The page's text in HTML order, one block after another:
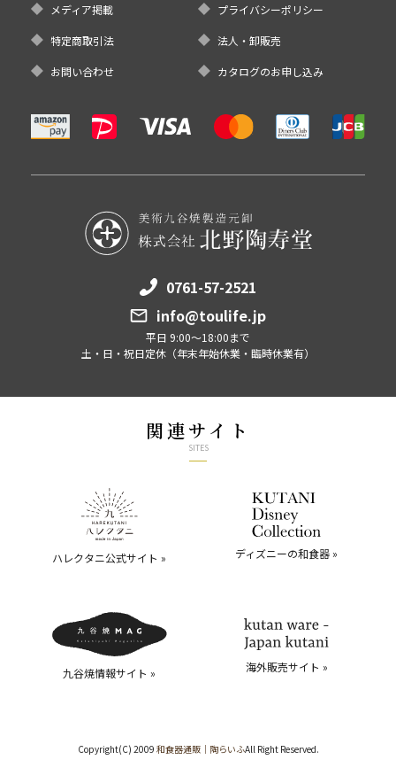
メディア掲載 プライバシーポリシー
特定商取引法 法人・卸販売
お問い合わせ カタログのお申し込み
0761-57-2521
info@toulife.jp
平日 9:00～18:00まで
土・日・祝日定休（年末年始休業・臨時休業有）
関連サイト
SITES
ハレクタニ公式サイト » ディズニーの和食器 »
九谷焼情報サイト » 海外販売サイト »
Copyright(C) 2009 和食器通販｜陶らいふAll Right Reserved.